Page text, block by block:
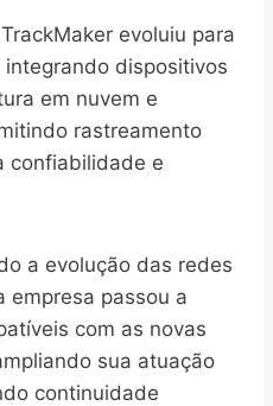
evoluiu para
dispositivos
em nuvem e
rastreamento
confiabilidade e
a evolução das redes
empresa passou a
com as novas
sua atuação
continuidade